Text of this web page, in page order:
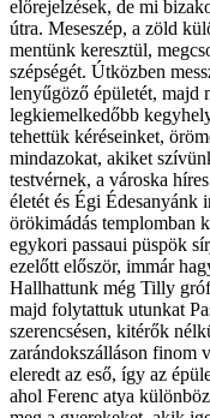
előrejelzések, de mi
útra. Meseszép, a zöld
mentünk keresztül,
szépségét. Útközben
lenyűgöző épületét, majd
legkiemelkedőbb
tehettük kéréseinket,
mindazokat, akiket
testvérnek, a városka
életét és Égi Édesanyánk
örökimádás templomban
egykori passaui püspök
ezelőtt először, immár
Hallhattunk még Tilly
majd folytattuk utunkat
szerencsésen, kitérők
zarándokszálláson finom
eleredt az eső, így az
ahol Ferenc atya